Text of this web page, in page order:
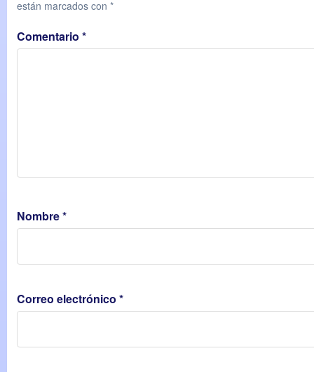
están marcados con *
Comentario *
Nombre*
Correo electrónico *